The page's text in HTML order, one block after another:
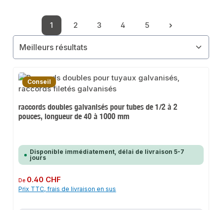
Page
1
Page
2
Page
3
Page
4
Page
5
Conseil
raccords doubles galvanisés pour tubes de 1/2 à 2
pouces, longueur de 40 à 1000 mm
Disponible immédiatement, délai de livraison 5-7
jours
Prix régulier :
De 0.40 CHF
Prix TTC, frais de livraison en sus